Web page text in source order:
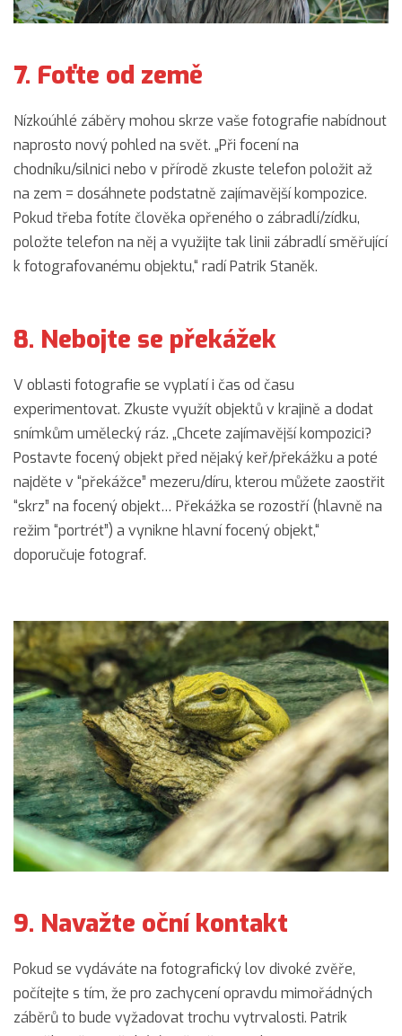
7. Foťte od země
Nízkoúhlé záběry mohou skrze vaše fotografie nabídnout
naprosto nový pohled na svět. „Při focení na
chodníku/silnici nebo v přírodě zkuste telefon položit až
na zem = dosáhnete podstatně zajímavější kompozice.
Pokud třeba fotíte člověka opřeného o zábradlí/zídku,
položte telefon na něj a využijte tak linii zábradlí směřující
k fotografovanému objektu,“ radí Patrik Staněk.
8. Nebojte se překážek
V oblasti fotografie se vyplatí i čas od času
experimentovat. Zkuste využít objektů v krajině a dodat
snímkům umělecký ráz. „Chcete zajímavější kompozici?
Postavte focený objekt před nějaký keř/překážku a poté
najděte v “překážce” mezeru/díru, kterou můžete zaostřit
“skrz” na focený objekt… Překážka se rozostří (hlavně na
režim “portrét”) a vynikne hlavní focený objekt,“
doporučuje fotograf.
9. Navažte oční kontakt
Pokud se vydáváte na fotografický lov divoké zvěře,
počítejte s tím, že pro zachycení opravdu mimořádných
záběrů to bude vyžadovat trochu vytrvalosti. Patrik